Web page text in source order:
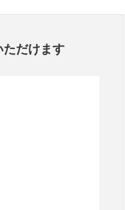
だけます